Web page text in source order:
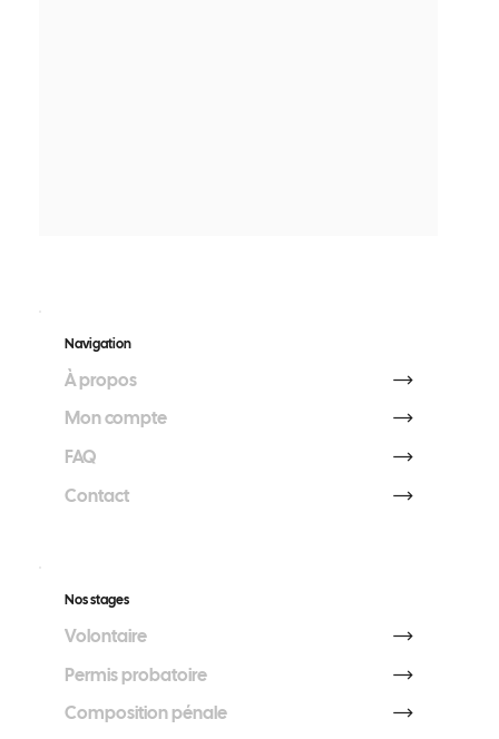
Nos stages
Volontaire
Permis probatoire
Composition pénale
Navigation
À propos
Mon compte
FAQ
Contact